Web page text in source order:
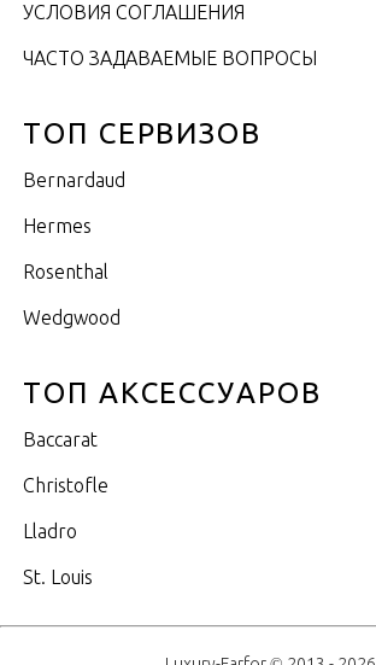
УСЛОВИЯ СОГЛАШЕНИЯ
ЧАСТО ЗАДАВАЕМЫЕ ВОПРОСЫ
ТОП СЕРВИЗОВ
Bernardaud
Hermes
Rosenthal
Wedgwood
ТОП АКСЕССУАРОВ
Baccarat
Christofle
Lladro
St. Louis